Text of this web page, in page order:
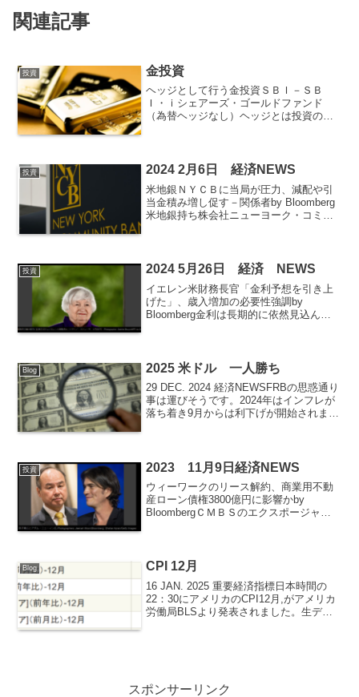
関連記事
投資 金投資
ヘッジとして行う金投資ＳＢＩ－ＳＢ
Ｉ・ｉシェアーズ・ゴールドファンド
（為替ヘッジなし）ヘッジとは投資の世
していく方向に投資します。こ...
投資 2024 2月6日 経済NEWS
米地銀ＮＹＣＢに当局が圧力、減配や引
当金積み増し促す－関係者by Bloomberg
米地銀持ち株会社ニューヨーク・コミュ
題債権化...
投資 2024 5月26日 経済 NEWS
イエレン米財務長官「金利予想を引き上
げた」、歳入増加の必要性強調by
Bloomberg金利は長期的に依然見込んだ
と歳入増加について...
Blog 2025 米ドル 一人勝ち
29 DEC. 2024 経済NEWSFRBの思惑通り
事は運びそうです。2024年はインフレが
落ち着き9月からは利下げが開始されまし
投資 2023 11月9日経済NEWS
ウィーワークのリース解約、商業用不動
産ローン債権3800億円に影響かby
BloombergＣＭＢＳのエクスポージャー
ィス事業が行...
Blog CPI 12月
16 JAN. 2025 重要経済指標日本時間の
22：30にアメリカのCPI12月,がアメリカ
労働局BLSより発表されました。生デー
スポンサーリンク